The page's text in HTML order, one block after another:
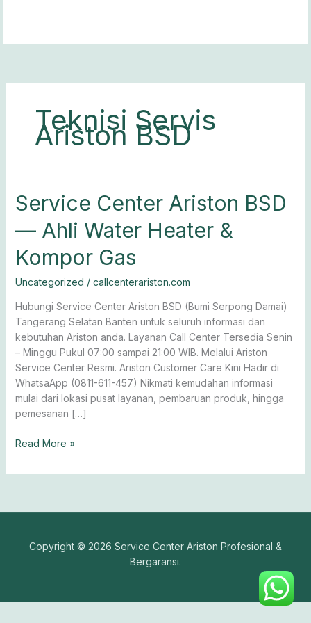
Teknisi Servis
Ariston BSD
Service Center Ariston BSD
— Ahli Water Heater &
Kompor Gas
Uncategorized / callcenterariston.com
Hubungi Service Center Ariston BSD (Bumi Serpong Damai)
Tangerang Selatan Banten untuk seluruh informasi dan
kebutuhan Ariston anda. Layanan Call Center Tersedia Senin
– Minggu Pukul 07:00 sampai 21:00 WIB. Melalui Ariston
Service Center Resmi. Ariston Customer Care Kini Hadir di
WhatsaApp (0811-611-457) Nikmati kemudahan informasi
mulai dari lokasi pusat layanan, pembaruan produk, hingga
pemesanan […]
Service
Center
Ariston
—
Water
Heater
&
Kompor
Gas
Read More »
Copyright © 2026 Service Center Ariston Profesional &
Bergaransi.